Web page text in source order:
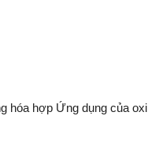
hóa hợp Ứng dụng của oxi